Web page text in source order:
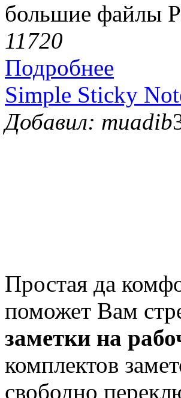
большие файлы
11720
Подробнее
Simple Sticky
Добавил: muadib
Простая да
поможет Вам
заметки на
комплектов
свободно